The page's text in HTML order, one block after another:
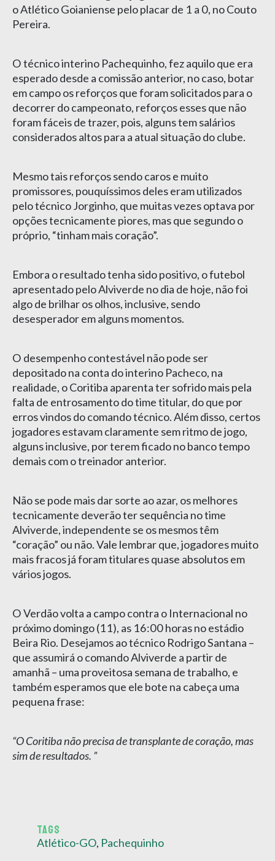
o Atlético Goianiense pelo placar de 1 a 0, no Couto
Pereira.
O técnico interino Pachequinho, fez aquilo que era
esperado desde a comissão anterior, no caso, botar
em campo os reforços que foram solicitados para o
decorrer do campeonato, reforços esses que não
foram fáceis de trazer, pois, alguns tem salários
considerados altos para a atual situação do clube.
Mesmo tais reforços sendo caros e muito
promissores, pouquíssimos deles eram utilizados
pelo técnico Jorginho, que muitas vezes optava por
opções tecnicamente piores, mas que segundo o
próprio, “tinham mais coração”.
Embora o resultado tenha sido positivo, o futebol
apresentado pelo Alviverde no dia de hoje, não foi
algo de brilhar os olhos, inclusive, sendo
desesperador em alguns momentos.
O desempenho contestável não pode ser
depositado na conta do interino Pacheco, na
realidade, o Coritiba aparenta ter sofrido mais pela
falta de entrosamento do time titular, do que por
erros vindos do comando técnico. Além disso, certos
jogadores estavam claramente sem ritmo de jogo,
alguns inclusive, por terem ficado no banco tempo
demais com o treinador anterior.
Não se pode mais dar sorte ao azar, os melhores
tecnicamente deverão ter sequência no time
Alviverde, independente se os mesmos têm
“coração” ou não. Vale lembrar que, jogadores muito
mais fracos já foram titulares quase absolutos em
vários jogos.
O Verdão volta a campo contra o Internacional no
próximo domingo (11), as 16:00 horas no estádio
Beira Rio. Desejamos ao técnico Rodrigo Santana –
que assumirá o comando Alviverde a partir de
amanhã – uma proveitosa semana de trabalho, e
também esperamos que ele bote na cabeça uma
pequena frase:
“O Coritiba não precisa de transplante de coração, mas
sim de resultados. ”
TAGS
Atlético-GO, Pachequinho